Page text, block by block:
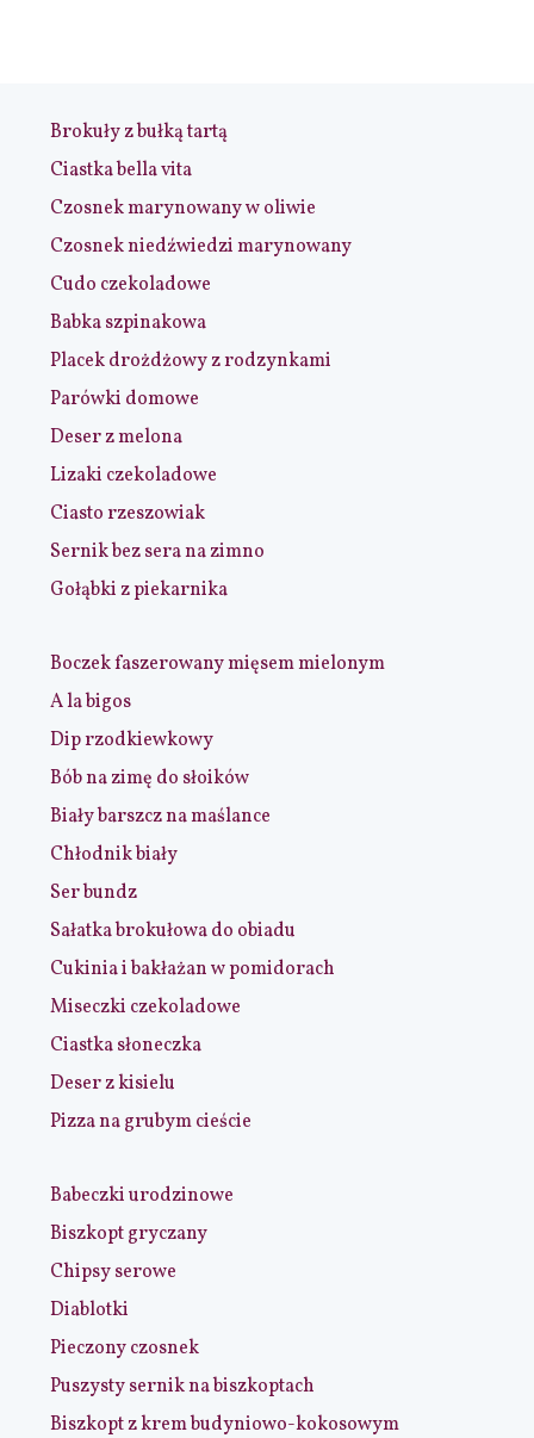
Brokuły z bułką tartą
Ciastka bella vita
Czosnek marynowany w oliwie
Czosnek niedźwiedzi marynowany
Cudo czekoladowe
Babka szpinakowa
Placek drożdżowy z rodzynkami
Parówki domowe
Deser z melona
Lizaki czekoladowe
Ciasto rzeszowiak
Sernik bez sera na zimno
Gołąbki z piekarnika
Boczek faszerowany mięsem mielonym
A la bigos
Dip rzodkiewkowy
Bób na zimę do słoików
Biały barszcz na maślance
Chłodnik biały
Ser bundz
Sałatka brokułowa do obiadu
Cukinia i bakłażan w pomidorach
Miseczki czekoladowe
Ciastka słoneczka
Deser z kisielu
Pizza na grubym cieście
Babeczki urodzinowe
Biszkopt gryczany
Chipsy serowe
Diablotki
Pieczony czosnek
Puszysty sernik na biszkoptach
Biszkopt z krem budyniowo-kokosowym